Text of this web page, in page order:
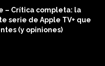
– Crítica completa: la
serie de Apple TV+ que
(y opiniones)